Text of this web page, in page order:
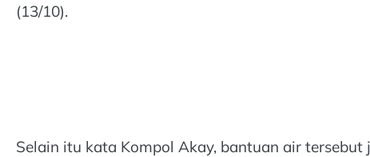
(13/10).
Selain itu kata Kompol Akay, bantuan air